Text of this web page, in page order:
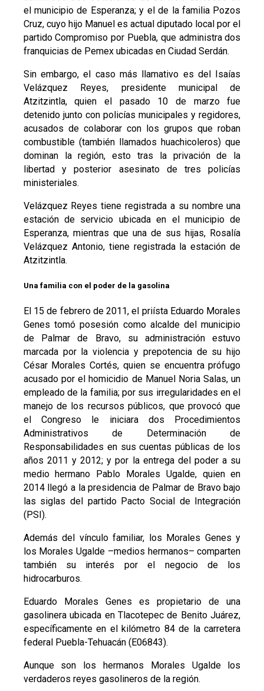
el municipio de Esperanza; y el de la familia Pozos
Cruz, cuyo hijo Manuel es actual diputado local por el
partido Compromiso por Puebla, que administra dos
franquicias de Pemex ubicadas en Ciudad Serdán.
Sin embargo, el caso más llamativo es del Isaías
Velázquez Reyes, presidente municipal de
Atzitzintla, quien el pasado 10 de marzo fue
detenido junto con policías municipales y regidores,
acusados de colaborar con los grupos que roban
combustible (también llamados huachicoleros) que
dominan la región, esto tras la privación de la
libertad y posterior asesinato de tres policías
ministeriales.
Velázquez Reyes tiene registrada a su nombre una
estación de servicio ubicada en el municipio de
Esperanza, mientras que una de sus hijas, Rosalía
Velázquez Antonio, tiene registrada la estación de
Atzitzintla.
Una familia con el poder de la gasolina
El 15 de febrero de 2011, el priísta Eduardo Morales
Genes tomó posesión como alcalde del municipio
de Palmar de Bravo, su administración estuvo
marcada por la violencia y prepotencia de su hijo
César Morales Cortés, quien se encuentra prófugo
acusado por el homicidio de Manuel Noria Salas, un
empleado de la familia; por sus irregularidades en el
manejo de los recursos públicos, que provocó que
el Congreso le iniciara dos Procedimientos
Administrativos de Determinación de
Responsabilidades en sus cuentas públicas de los
años 2011 y 2012; y por la entrega del poder a su
medio hermano Pablo Morales Ugalde, quien en
2014 llegó a la presidencia de Palmar de Bravo bajo
las siglas del partido Pacto Social de Integración
(PSI).
Además del vínculo familiar, los Morales Genes y
los Morales Ugalde –medios hermanos– comparten
también su interés por el negocio de los
hidrocarburos.
Eduardo Morales Genes es propietario de una
gasolinera ubicada en Tlacotepec de Benito Juárez,
específicamente en el kilómetro 84 de la carretera
federal Puebla-Tehuacán (E06843).
Aunque son los hermanos Morales Ugalde los
verdaderos reyes gasolineros de la región.